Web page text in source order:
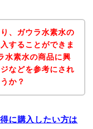
、ガウラ水素水の
することができま
水素水の商品に興
などを参考にされ
か？
に購入したい方は